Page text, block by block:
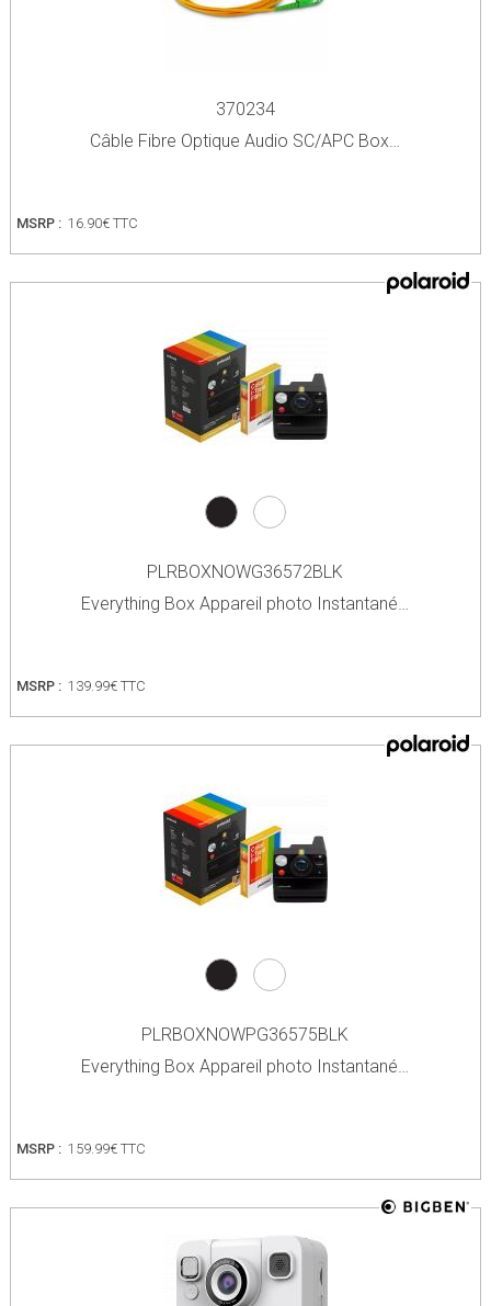
370234
Câble Fibre Optique Audio SC/APC Box…
MSRP : 16.90€ TTC
PLRBOXNOWG36572BLK
Everything Box Appareil photo Instantané…
MSRP : 139.99€ TTC
PLRBOXNOWPG36575BLK
Everything Box Appareil photo Instantané…
MSRP : 159.99€ TTC